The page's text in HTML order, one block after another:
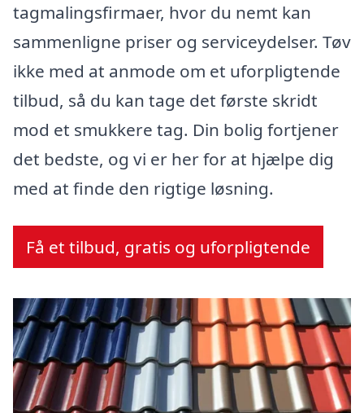
tagmalingsfirmaer, hvor du nemt kan
sammenligne priser og serviceydelser. Tøv
ikke med at anmode om et uforpligtende
tilbud, så du kan tage det første skridt
mod et smukkere tag. Din bolig fortjener
det bedste, og vi er her for at hjælpe dig
med at finde den rigtige løsning.
Få et tilbud, gratis og uforpligtende